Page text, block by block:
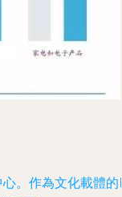
。作為文化載體